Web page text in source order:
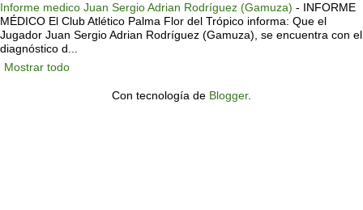
Informe medico Juan Sergio Adrian Rodríguez (Gamuza) - INFORME
MÉDICO El Club Atlético Palma Flor del Trópico informa: Que el
Jugador Juan Sergio Adrian Rodríguez (Gamuza), se encuentra con el
diagnóstico d...
Mostrar todo
Con tecnología de Blogger.